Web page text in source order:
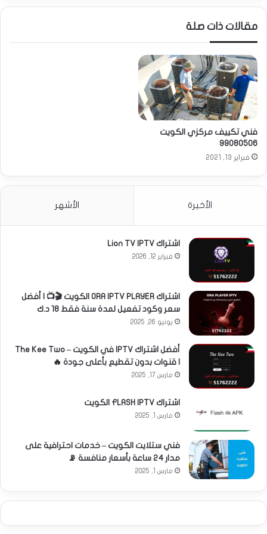
مقالات ذات صلة
فني تكييف مركزي الكويت
99080506
فبراير 13, 2021
الأخيرة الأشهر
اشتراك Lion TV IPTV
فبراير 12, 2026
اشتراك ORA IPTV PLAYER الكويت 🎬📺 | أفضل
سعر وكود تفعيل لمدة سنة فقط 18 د.ك
يونيو 26, 2025
أفضل اشتراك IPTV في الكويت – The Kee Two
| قنوات بدون تقطيع بأعلى جودة 🔥
مارس 17, 2025
اشتراك FLASH IPTV الكويت
مارس 1, 2025
فني ستلايت الكويت – خدمات احترافية على
مدار 24 ساعة بأسعار منافسة 📡
مارس 1, 2025